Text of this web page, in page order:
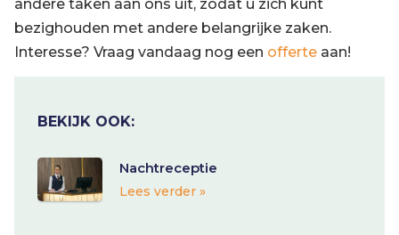
andere taken aan ons uit, zodat u zich kunt
bezighouden met andere belangrijke zaken.
Interesse? Vraag vandaag nog een offerte aan!
BEKIJK OOK:
Nachtreceptie
Lees verder »